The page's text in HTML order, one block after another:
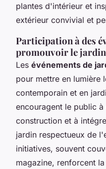
plantes d'intérieur et
extérieur convivial et
Participation à des
promouvoir le
Les événements de
pour mettre en lumière
contemporain et en
encouragent le public
construction et à
jardin respectueux de
initiatives, souvent
magazine, renforcent